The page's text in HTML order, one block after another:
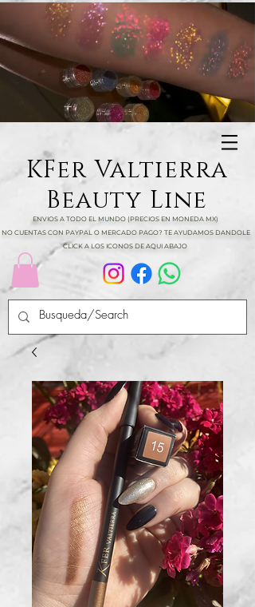
KFer Valtierra
Beauty Line
ENVIOS A TODO EL MUNDO (PRECIOS EN MONEDA MX)
NO CUENTAS CON PAYPAL O MERCADO PAGO? TE AYUDAMOS DANDOLE
CLICK A LOS ICONOS DE AQUI ABAJO